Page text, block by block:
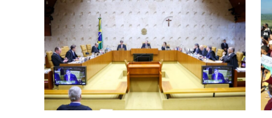
LEGALIDADE
NO
MANDATO
DE
JÂNIO
NATAL
COMO
PREFEITO
DE
PORTO
SEGURO